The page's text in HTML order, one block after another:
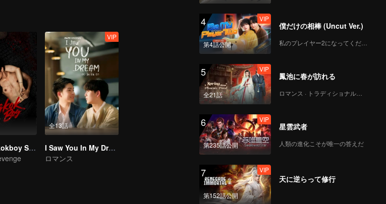
The Bangkokboy Series
全13話
VIP
I Saw You In My Dream
ロマンス
4
第4話公開
VIP
僕だけの相棒 (Uncut Ver.)
私のプレイヤー2になってください
5
全21話
VIP
鳳池に春が訪れる
ロマンス · トラディショナル・コスチューム
6
第235話公開
VIP
星雲武者
人類の進化こそが唯一の答えだ
7
第152話公開
VIP
天に逆らって修行